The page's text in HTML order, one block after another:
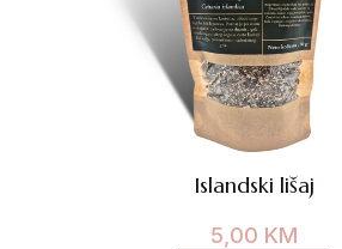
Islandski lišaj
5,00 KM